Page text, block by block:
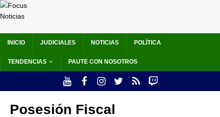
INICIO JUDICIALES NOTICIAS POLÍTICA
TENDENCIAS PAUTE CON NOSOTROS
Posesión Fiscal